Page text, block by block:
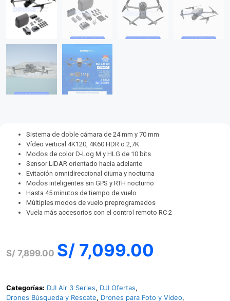
Sistema de doble cámara de 24 mm y 70 mm
Vídeo vertical 4K120, 4K60 HDR o 2,7K
Modos de color D-Log M y HLG de 10 bits
Sensor LiDAR orientado hacia adelante
Evitación omnidireccional diurna y nocturna
Modos inteligentes sin GPS y RTH nocturno
Hasta 45 minutos de tiempo de vuelo
Múltiples modos de vuelo preprogramados
Vuela más accesorios con el control remoto RC 2
S/7,899.00 S/ 7,099.00
Categorías: DJI Air 3 Series, DJI Ofertas,
Drones Búsqueda y Rescate, Drones para Foto y Video,